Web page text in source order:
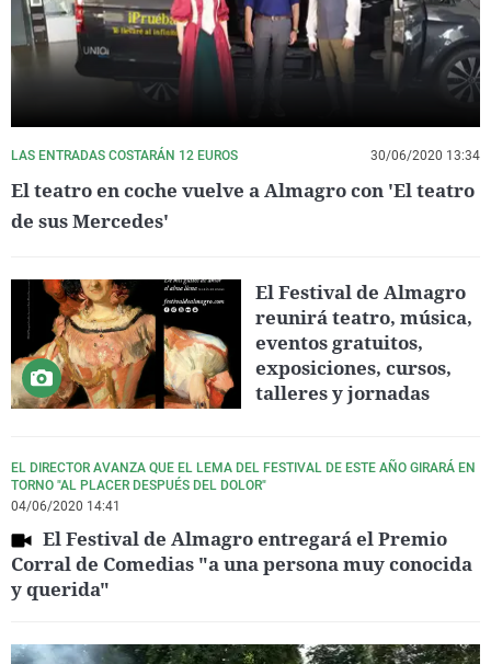
LAS ENTRADAS COSTARÁN 12 EUROS 30/06/2020 13:34
El teatro en coche vuelve a Almagro con 'El teatro
de sus Mercedes'
El Festival de Almagro
reunirá teatro, música,
eventos gratuitos,
exposiciones, cursos,
talleres y jornadas
EL DIRECTOR AVANZA QUE EL LEMA DEL FESTIVAL DE ESTE AÑO GIRARÁ EN
TORNO "AL PLACER DESPUÉS DEL DOLOR"
04/06/2020 14:41
El Festival de Almagro entregará el Premio
Corral de Comedias "a una persona muy conocida
y querida"